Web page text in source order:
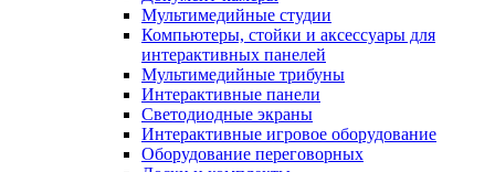
Мультимедийные студии
Компьютеры, стойки и аксессуары для
интерактивных панелей
Мультимедийные трибуны
Интерактивные панели
Светодиодные экраны
Интерактивные игровое оборудование
Оборудование переговорных